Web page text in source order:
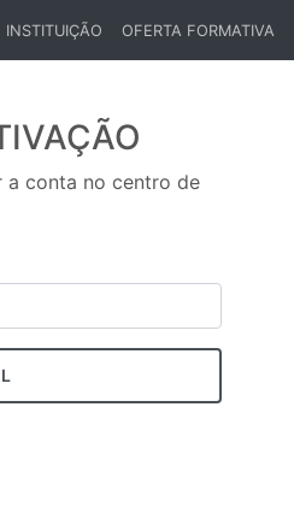
INSTITUIÇÃO OFERTA FORMATIVA
a conta no centro de